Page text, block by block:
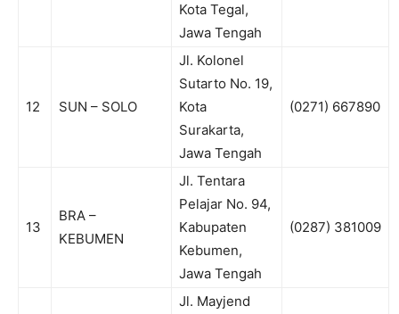
Kota Tegal,
Jawa Tengah
12 SUN – SOLO
Jl. Kolonel
Sutarto No. 19,
Kota
Surakarta,
Jawa Tengah
(0271) 667890
13
BRA –
KEBUMEN
Jl. Tentara
Pelajar No. 94,
Kabupaten
Kebumen,
Jawa Tengah
(0287) 381009
Jl. Mayjend